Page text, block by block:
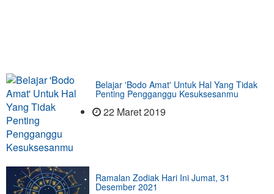
Belajar 'Bodo Amat' Untuk Hal Yang Tidak
Penting Pengganggu Kesuksesanmu
22 Maret 2019
Ramalan Zodiak Hari Ini Jumat, 31
Desember 2021